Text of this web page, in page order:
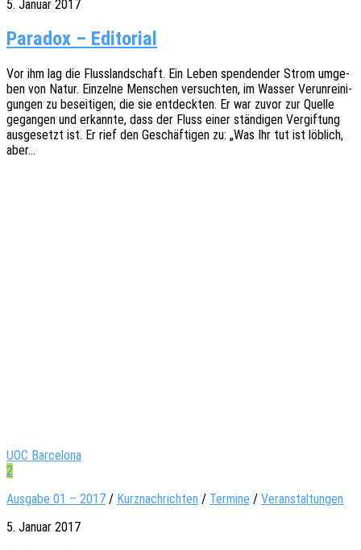
5. Januar 2017
Paradox – Editorial
Vor ihm lag die Fluss­land­schaft. Ein Leben spen­den­der Strom umge­
ben von Natur. Einzel­ne Menschen versuch­ten, im Wasser Verun­rei­ni­
gun­gen zu besei­ti­gen, die sie entdeck­ten. Er war zuvor zur Quelle
gegan­gen und erkann­te, dass der Fluss einer stän­di­gen Vergif­tung
ausge­setzt ist. Er rief den Geschäf­ti­gen zu: „Was Ihr tut ist löblich,
aber…
UOC Barcelona
2
Ausgabe 01 – 2017 / Kurznachrichten / Termine / Veranstaltungen
5. Januar 2017